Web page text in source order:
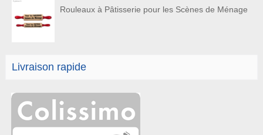
Rouleaux à Pâtisserie pour les Scènes de Ménage
Livraison rapide